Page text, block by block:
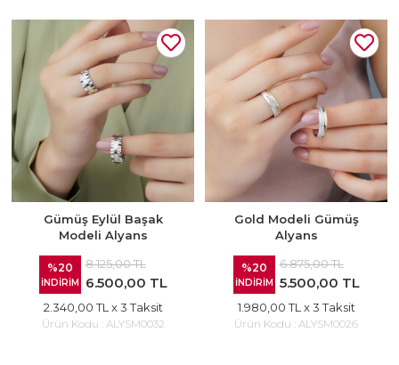
Gümüş Eylül Başak
Modeli Alyans
%20
İNDİRİM
8.125,00 TL
6.500,00 TL
2.340,00 TL x 3 Taksit
Ürün Kodu : ALYSM0032
Gold Modeli Gümüş
Alyans
%20
İNDİRİM
6.875,00 TL
5.500,00 TL
1.980,00 TL x 3 Taksit
Ürün Kodu : ALYSM0026